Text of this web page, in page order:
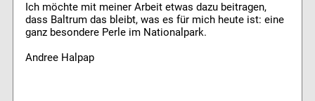
Ich möchte mit meiner Arbeit etwas dazu beitragen,
dass Baltrum das bleibt, was es für mich heute ist: eine
ganz besondere Perle im Nationalpark.
Andree Halpap